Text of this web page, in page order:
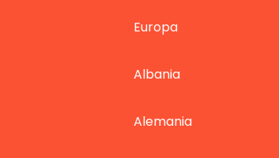
Europa
Albania
Alemania